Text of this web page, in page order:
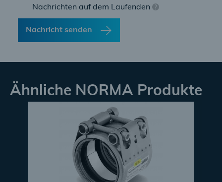
Nachrichten auf dem Laufenden
?
Nachricht senden
Ähnliche NORMA Produkte